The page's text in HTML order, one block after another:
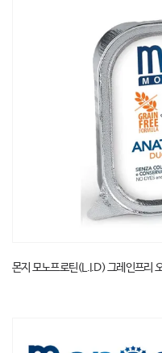
몬지 모노프로틴(L.I.D) 그레인프리